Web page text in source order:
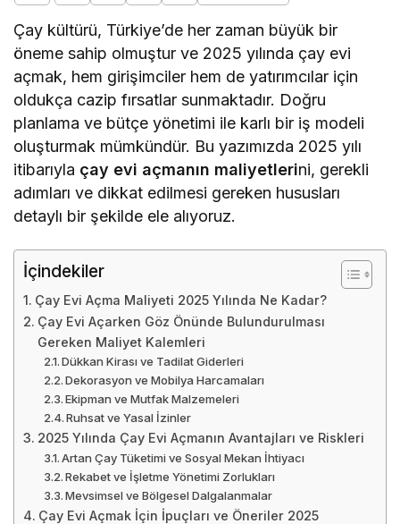
Çay kültürü, Türkiye’de her zaman büyük bir
öneme sahip olmuştur ve 2025 yılında çay evi
açmak, hem girişimciler hem de yatırımcılar için
oldukça cazip fırsatlar sunmaktadır. Doğru
planlama ve bütçe yönetimi ile karlı bir iş modeli
oluşturmak mümkündür. Bu yazımızda 2025 yılı
itibarıyla çay evi açmanın maliyetlerini, gerekli
adımları ve dikkat edilmesi gereken hususları
detaylı bir şekilde ele alıyoruz.
İçindekiler
Çay Evi Açma Maliyeti 2025 Yılında Ne Kadar?
Çay Evi Açarken Göz Önünde Bulundurulması
Gereken Maliyet Kalemleri
Dükkan Kirası ve Tadilat Giderleri
Dekorasyon ve Mobilya Harcamaları
Ekipman ve Mutfak Malzemeleri
Ruhsat ve Yasal İzinler
2025 Yılında Çay Evi Açmanın Avantajları ve Riskleri
Artan Çay Tüketimi ve Sosyal Mekan İhtiyacı
Rekabet ve İşletme Yönetimi Zorlukları
Mevsimsel ve Bölgesel Dalgalanmalar
Çay Evi Açmak İçin İpuçları ve Öneriler 2025